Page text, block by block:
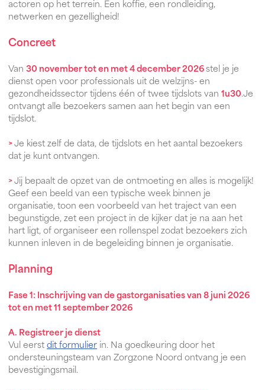
actoren op het terrein. Een koffie, een rondleiding,
netwerken en gezelligheid!
Concreet
Van 30 november tot en met 4 december 2026 stel je je
dienst open voor professionals uit de welzijns- en
gezondheidssector tijdens één of twee tijdslots van 1u30.Je
ontvangt alle bezoekers samen aan het begin van een
tijdslot.
> Je kiest zelf de data, de tijdslots en het aantal bezoekers
dat je kunt ontvangen.
> Jij bepaalt de opzet van de ontmoeting en alles is mogelijk!
Geef een beeld van een typische week binnen je
organisatie, toon een voorbeeld van het traject van een
begunstigde, zet een project in de kijker dat je na aan het
hart ligt, of organiseer een rollenspel zodat bezoekers zich
kunnen inleven in de begeleiding binnen je organisatie.
Planning
Fase 1: Inschrijving van de gastorganisaties van 8 juni 2026
tot en met 11 september 2026
A. Registreer je dienst
Vul eerst dit formulier in. Na goedkeuring door het
ondersteuningsteam van Zorgzone Noord ontvang je een
bevestigingsmail.